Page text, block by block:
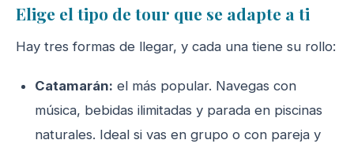
Elige el tipo de tour que se adapte a ti
Hay tres formas de llegar, y cada una tiene su rollo:
Catamarán: el más popular. Navegas con
música, bebidas ilimitadas y parada en piscinas
naturales. Ideal si vas en grupo o con pareja y